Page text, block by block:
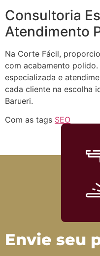
Consultoria
Atendimento
Na Corte Fácil,
com acabamento
especializada e
cada cliente na escolha
Barueri.
Com as tags SEO
Envie seu